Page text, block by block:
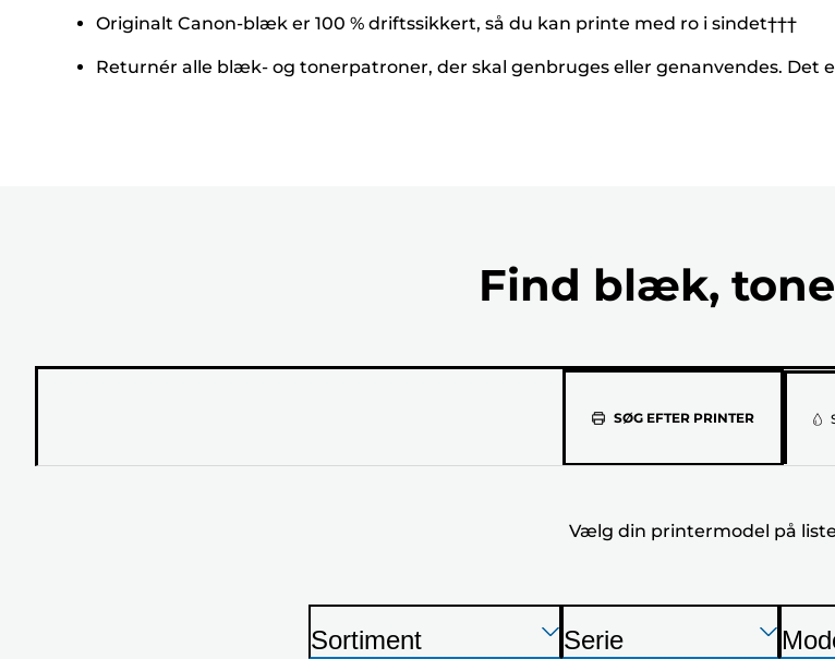
Originalt Canon-blæk er 100 % driftssikkert, så du kan printe med ro i sindet†††
Returnér alle blæk- og tonerpatroner, der skal genbruges eller genanvendes. Det
Find blæk,
SØG EFTER PRINTER
din
på
Vælg din printermodel på
Tryk
Sortiment
Tryk
Serie
Tryk